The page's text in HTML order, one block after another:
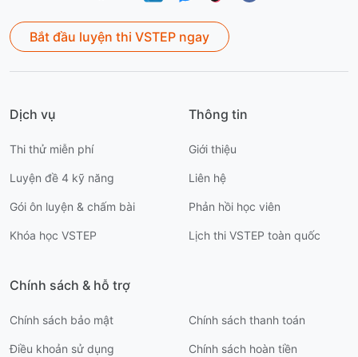
Bắt đầu luyện thi VSTEP ngay
Dịch vụ
Thi thử miễn phí
Luyện đề 4 kỹ năng
Gói ôn luyện & chấm bài
Khóa học VSTEP
Thông tin
Giới thiệu
Liên hệ
Phản hồi học viên
Lịch thi VSTEP toàn quốc
Chính sách & hỗ trợ
Chính sách bảo mật
Điều khoản sử dụng
Chính sách thanh toán
Chính sách hoàn tiền